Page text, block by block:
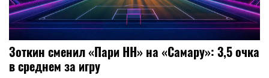
Зоткин сменил «Пари НН» на «Самару»: 3,5 очка
в среднем за игру